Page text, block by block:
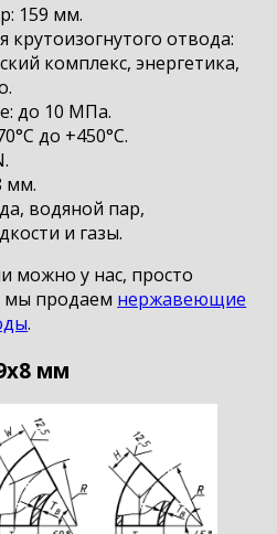
159 мм.
отвода:
комплекс, энергетика,
до 10 МПа.
до +450°С.
мм.
водяной пар,
и газы.
можно у нас, просто
мы продаем нержавеющие
.
мм